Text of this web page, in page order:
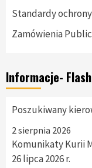
Standardy
Zamówienia
Informacje- Flash
Poszukiwany
2 sierpnia 2026
Komunikaty Kurii
26 lipca 2026 r.